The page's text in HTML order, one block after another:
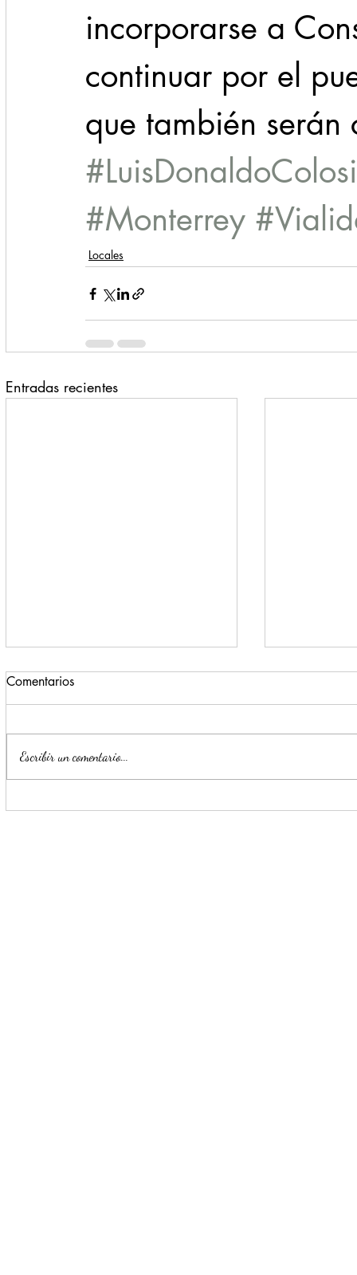
incorporarse a
continuar por el
que también serán
#Monterrey
Locales
Entradas recientes
Monterrey registra un 72% de
Escobedo
Comentarios
Escribir un comentario...